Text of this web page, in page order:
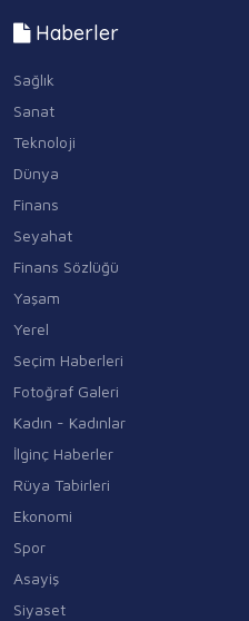
Haberler
Sağlık
Sanat
Teknoloji
Dünya
Finans
Seyahat
Finans Sözlüğü
Yaşam
Yerel
Seçim Haberleri
Fotoğraf Galeri
Kadın - Kadınlar
İlginç Haberler
Rüya Tabirleri
Ekonomi
Spor
Asayiş
Siyaset